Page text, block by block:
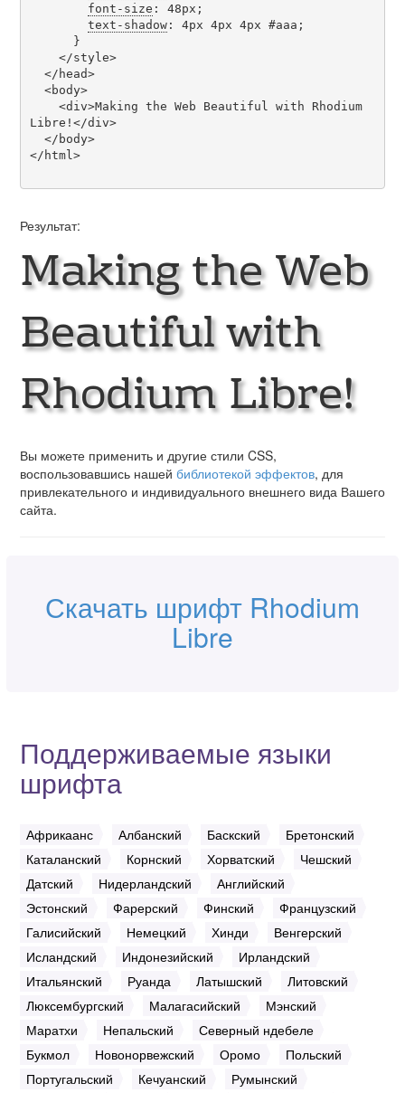
font-size : 48px;
text-shadow: 4px 4px 4px #aaa;
Libre!</div>
</html>
Результат:
Making the Web
Beautiful with
Rhodium Libre!
Вы можете применить и другие стили CSS,
воспользовавшись нашей библиотекой эффектов, для
привлекательного и индивидуального внешнего вида Вашего
сайта.
Скачать шрифт Rhodium
Libre
Поддерживаемые языки
шрифта
Африкаанс Албанский Баскский
Бретонский
Каталанский
Корнский Хорватский
Чешский
Датский
Нидерландский
Английский
Эстонский
Фарерский Финский
Французский
Галисийский
Немецкий Хинди
Венгерский
Исландский
Индонезийский
Ирландский
Итальянский
Руанда Латышский
Литовский
Люксембургский
Малагасийский
Мэнский
Маратхи
Непальский
Северный ндебеле
Букмол
Новонорвежский Оромо
Польский
Португальский
Кечуанский
Румынский